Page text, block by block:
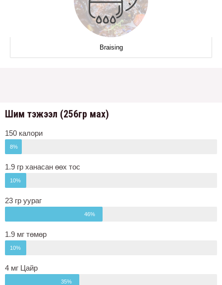
Braising
Шим тэжээл (256гр мах)
150 калори
8%
1.9 гр ханасан өөх тос
10%
23 гр уураг
46%
1.9 мг төмөр
10%
4 мг Цайр
35%